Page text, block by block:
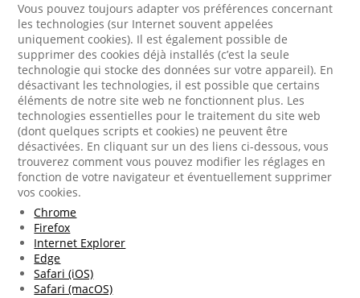
Vous pouvez toujours adapter vos préférences concernant
les technologies (sur Internet souvent appelées
uniquement cookies). Il est également possible de
supprimer des cookies déjà installés (c’est la seule
technologie qui stocke des données sur votre appareil). En
désactivant les technologies, il est possible que certains
éléments de notre site web ne fonctionnent plus. Les
technologies essentielles pour le traitement du site web
(dont quelques scripts et cookies) ne peuvent être
désactivées. En cliquant sur un des liens ci-dessous, vous
trouverez comment vous pouvez modifier les réglages en
fonction de votre navigateur et éventuellement supprimer
vos cookies.
Chrome
Firefox
Internet Explorer
Edge
Safari (iOS)
Safari (macOS)